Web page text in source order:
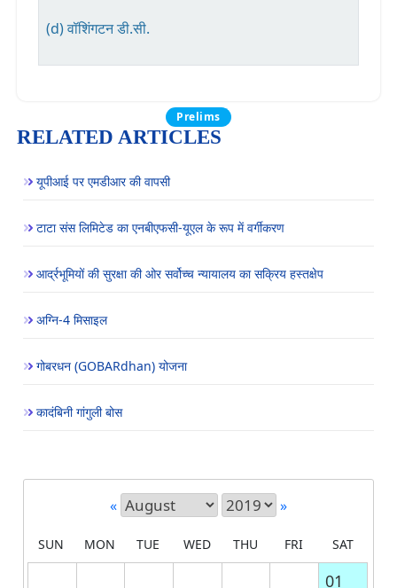
(d) वॉशिंगटन डी.सी.
Prelims
RELATED ARTICLES
यूपीआई पर एमडीआर की वापसी
टाटा संस लिमिटेड का एनबीएफसी-यूएल के रूप में वर्गीकरण
आर्द्रभूमियों की सुरक्षा की ओर सर्वोच्च न्यायालय का सक्रिय हस्तक्षेप
अग्नि-4 मिसाइल
गोबरधन (GOBARdhan) योजना
कादंबिनी गांगुली बोस
« »
SUN MON TUE WED THU FRI SAT
01